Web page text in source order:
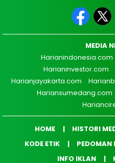
MEDIA
Harianindonesia.com
Harianinvestor.com
Harianjayakarta.com
Hariansumedang.com
HOME HISTORI
KODE ETIK
PEDOMAN
INFO IKLAN